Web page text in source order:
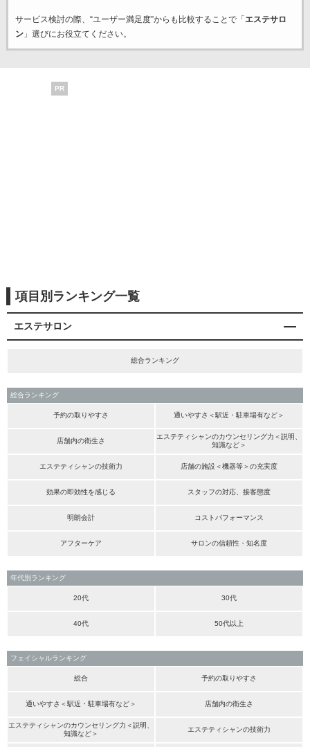
サービス検討の際、“ユーザー満足度”からも比較することで「 エステサロ
ン」選びにお役立てください。
PR
項目別ランキング一覧
エステサロン
総合ランキング
総合ランキング
予約の取りやすさ 通いやすさ＜駅近・駐車場有など＞
店舗内の衛生さ
エステティシャンのカウンセリング力＜説明、
知識など＞
エステティシャンの技術力 店舗の施設＜機器等＞の充実度
効果の即効性を感じる スタッフの対応、接客態度
明朗会計 コストパフォーマンス
アフターケア サロンの信頼性・知名度
年代別ランキング
20代 30代
40代 50代以上
フェイシャルランキング
総合 予約の取りやすさ
通いやすさ＜駅近・駐車場有など＞ 店舗内の衛生さ
エステティシャンのカウンセリング力＜説明、
知識など＞
エステティシャンの技術力